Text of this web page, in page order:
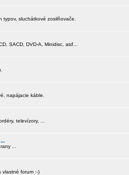
typov, sluchátkové zosilňovače.
SACD, DVD-A, Minidisc, atď...
napájacie káble.
televízory, ...
...
vlastné forum :-)